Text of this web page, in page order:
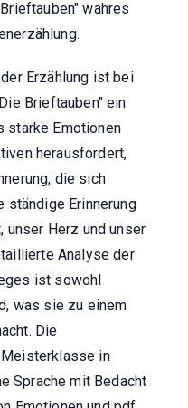
wahres
Erzählung ist bei
Brieftauben" ein
starke Emotionen
herausfordert,
die sich
ständige Erinnerung
unser Herz und unser
Analyse der
ist sowohl
was sie zu einem
Die
in
Sprache mit Bedacht